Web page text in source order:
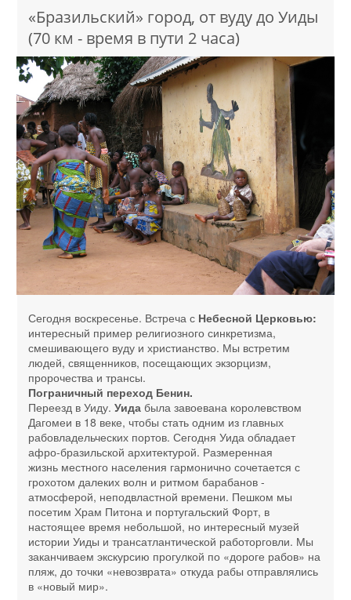
«Бразильский» город, от вуду до Уиды
(70 км - время в пути 2 часа)
Сегодня воскресенье. Встреча с Небесной Церковью:
интересный пример религиозного синкретизма,
смешивающего вуду и христианство. Мы встретим
людей, священников, посещающих экзорцизм,
пророчества и трансы.
Пограничный переход Бенин.
Переезд в Уиду. Уида была завоевана королевством
Дагомеи в 18 веке, чтобы стать одним из главных
рабовладельческих портов. Сегодня Уида обладает
афро-бразильской архитектурой. Размеренная
жизнь местного населения гармонично сочетается с
грохотом далеких волн и ритмом барабанов -
атмосферой, неподвластной времени. Пешком мы
посетим Храм Питона и португальский Форт, в
настоящее время небольшой, но интересный музей
истории Уиды и трансатлантической работорговли. Мы
заканчиваем экскурсию прогулкой по «дороге рабов» на
пляж, до точки «невозврата» откуда рабы отправлялись
в «новый мир».